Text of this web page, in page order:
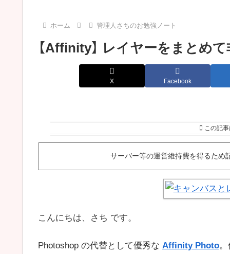
ホーム 管理人さちのお勉強ノート
【Affinity】 レイヤーをまとめ
X Facebook
この記
サーバー等の運営維持費を得るため
こんにちは、さち です。
Photoshop の代替として優秀な Affinity Photo